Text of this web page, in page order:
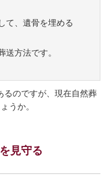
、遺骨を埋める
方法です。
るのですが、現在自然葬
うか。
見守る